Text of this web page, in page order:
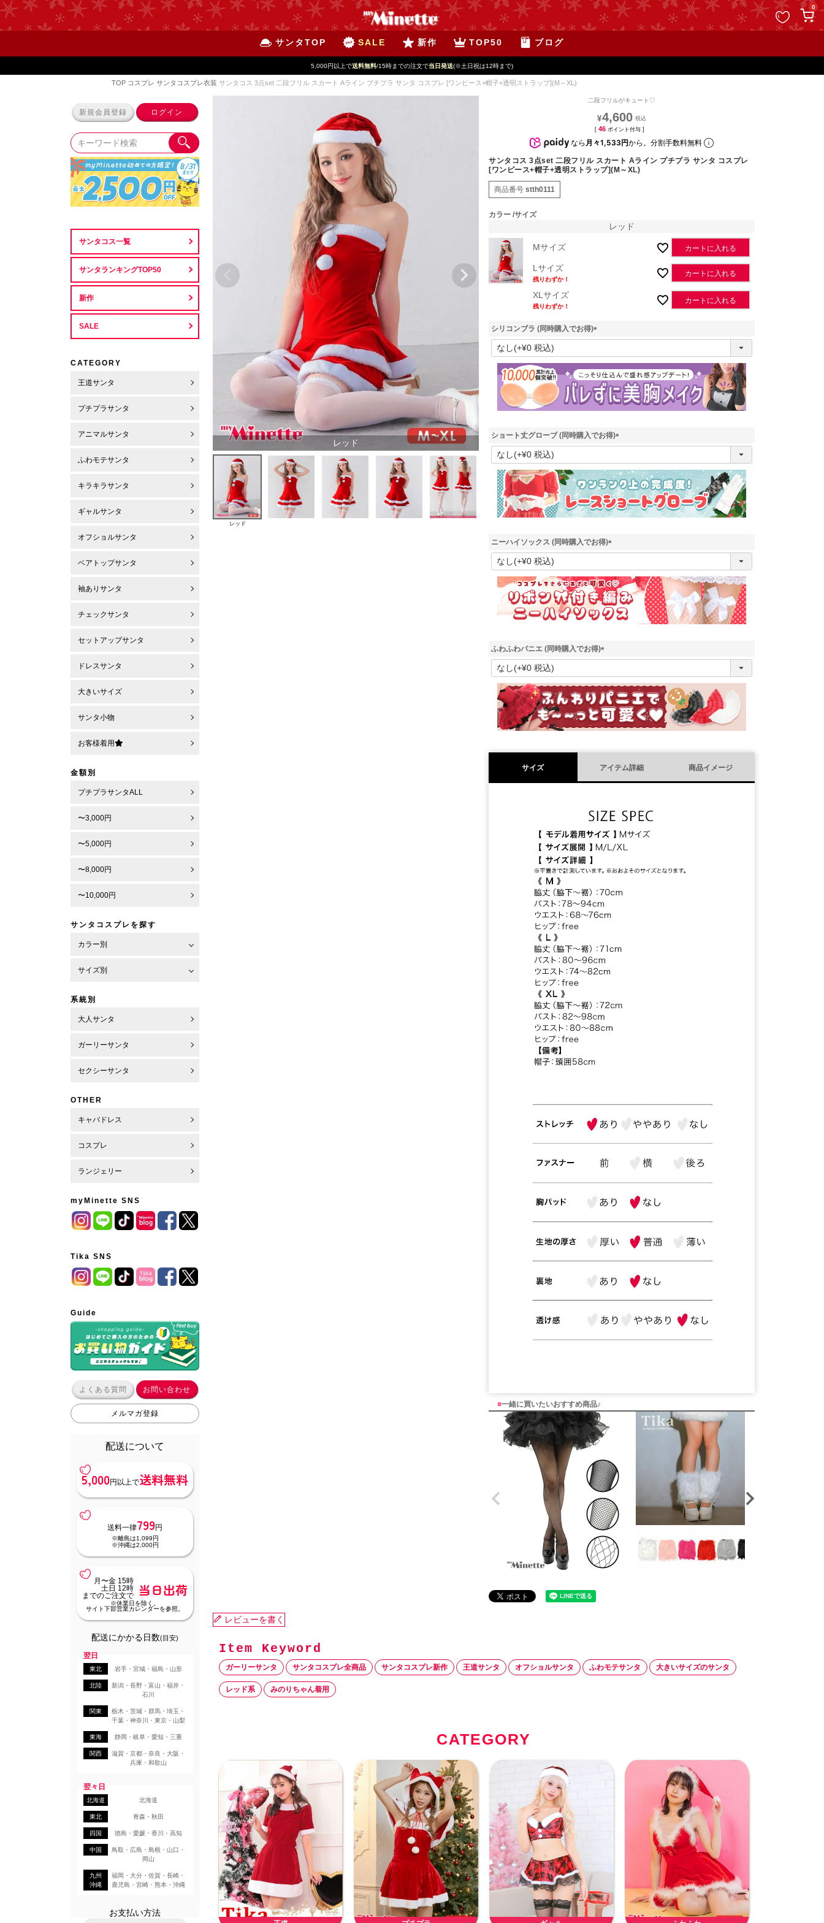
0
サンタTOP SALE 新作 TOP50 ブログ
5,000円以上で送料無料/15時までの注文で当日発送(※土日祝は12時まで)
TOP コスプレ サンタコスプレ衣装 サンタコス 3点set 二段フリル スカート Aライン プチプラ サンタ コスプレ [ワンピース+帽子+透明ストラップ](M～XL)
新規会員登録 ログイン
サンタコス一覧
サンタランキングTOP50
新作
SALE
CATEGORY
王道サンタ
プチプラサンタ
アニマルサンタ
ふわモテサンタ
キラキラサンタ
ギャルサンタ
オフショルサンタ
ベアトップサンタ
袖ありサンタ
チェックサンタ
セットアップサンタ
ドレスサンタ
大きいサイズ
サンタ小物
お客様着用
金額別
プチプラサンタALL
〜3,000円
〜5,000円
〜8,000円
〜10,000円
サンタコスプレを探す
カラー別
サイズ別
系統別
大人サンタ
ガーリーサンタ
セクシーサンタ
OTHER
キャバドレス
コスプレ
ランジェリー
myMinette SNS
Tika SNS
Guide
よくある質問 お問い合わせ
メルマガ登録
配送について
5,000円以上で送料無料
送料一律799円
※離島は1,099円
※沖縄は2,000円
月〜金 15時
土日 12時
までのご注文で
当日出荷
※休業日を除く。
サイト下部営業カレンダーを参照。
配送にかかる日数(目安)
翌日
東北 岩手・宮城・福島・山形
北陸
新潟・長野・富山・福井・
石川
関東
栃木・茨城・群馬・埼玉・
千葉・神奈川・東京・山梨
東海 静岡・岐阜・愛知・三重
関西
滋賀・京都・奈良・大阪・
兵庫・和歌山
翌々日
北海道 北海道
東北 青森・秋田
四国 徳島・愛媛・香川・高知
中国
鳥取・広島・島根・山口・
岡山
九州
沖縄
福岡・大分・佐賀・長崎・
鹿児島・宮崎・熊本・沖縄
お支払い方法
レッド
レッド
二段フリルがキュート♡
¥4,600
[ 46 ポイント付与 ]
なら 月々1,533円から。分割手数料無料
サンタコス 3点set 二段フリル スカート Aライン プチプラ サンタ コスプレ
[ワンピース+帽子+透明ストラップ](M～XL)
商品番号 stth0111
カラー サイズ
レッド
Mサイズ カートに入れる
Lサイズ
残りわずか！
カートに入れる
XLサイズ
残りわずか！
カートに入れる
シリコンブラ (同時購入でお得)
(
須
)
ショート丈グローブ (同時購入でお得)
(
須
)
ニーハイソックス (同時購入でお得)
(
須
)
ふわふわパニエ (同時購入でお得)
(
須
)
サイズ アイテム詳細 商品イメージ
■一緒に買いたいおすすめ商品♪
レビューを書く
ガーリーサンタ サンタコスプレ全商品 サンタコスプレ新作 王道サンタ オフショルサンタ ふわモテサンタ 大きいサイズのサンタ
レッド系 みのりちゃん着用
CATEGORY
ペー
ジト
ップ